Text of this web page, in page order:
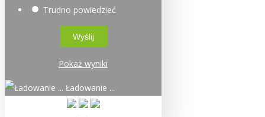
Trudno powiedzieć
Pokaż wyniki
Ładowanie ...